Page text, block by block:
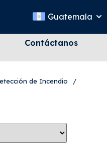
Guatemala
Contáctanos
de Incendio
/